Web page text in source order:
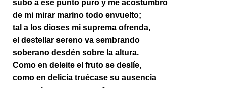
subo a ese punto puro y me acostumbro
de mi mirar marino todo envuelto;
tal a los dioses mi suprema ofrenda,
el destellar sereno va sembrando
soberano desdén sobre la altura.
Como en deleite el fruto se deslíe,
como en delicia truécase su ausencia